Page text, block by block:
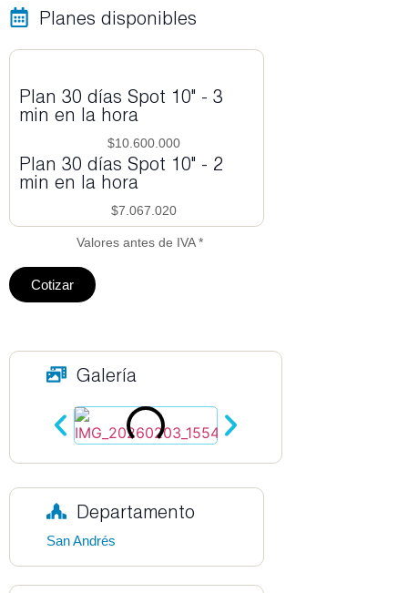
Planes disponibles
Plan 30 días Spot 10" - 3
min en la hora
$10.600.000
Plan 30 días Spot 10" - 2
min en la hora
$7.067.020
Valores antes de IVA *
Cotizar
Galería
Departamento
San Andrés